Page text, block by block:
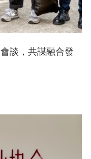
談，共謀融合發